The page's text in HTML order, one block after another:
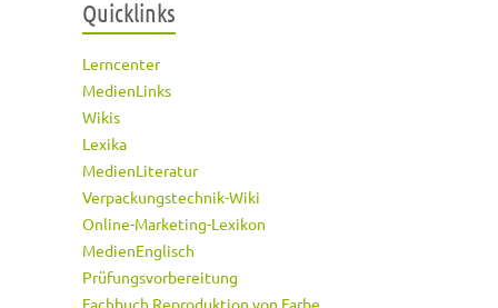
Quicklinks
Lerncenter
MedienLinks
Wikis
Lexika
MedienLiteratur
Verpackungstechnik-Wiki
Online-Marketing-Lexikon
MedienEnglisch
Prüfungsvorbereitung
Fachbuch Reproduktion von Farbe